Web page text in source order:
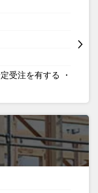
受注を有する ・